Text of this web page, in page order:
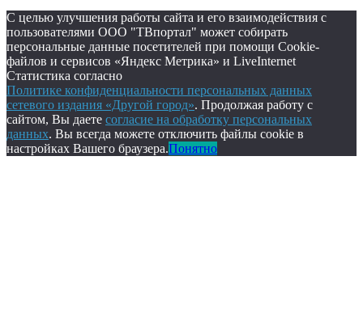
С целью улучшения работы сайта и его взаимодействия с
пользователями ООО "ТВпортал" может собирать
персональные данные посетителей при помощи Cookie-
файлов и сервисов «Яндекс Метрика» и LiveInternet
Статистика согласно
Политике конфиденциальности персональных данных
сетевого издания «Другой город». Продолжая работу с
сайтом, Вы даете согласие на обработку персональных
данных. Вы всегда можете отключить файлы cookie в
настройках Вашего браузера.Понятно